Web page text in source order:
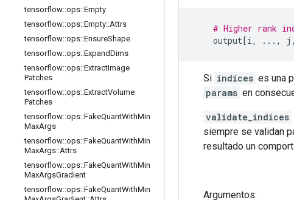
tensorflow::ops::Empty
tensorflow::ops::Empty::Attrs
tensorflow::ops::EnsureShape
tensorflow::ops::ExpandDims
tensorflow::ops::ExtractImage
Patches
tensorflow::ops::ExtractVolume
Patches
tensorflow::ops::FakeQuantWithMin
MaxArgs
tensorflow::ops::FakeQuantWithMin
MaxArgs::Attrs
tensorflow::ops::FakeQuantWithMin
MaxArgsGradient
tensorflow::ops::FakeQuantWithMin
# Higher rank
output[i, ..., j ,
Si indices es una
params en
validate_indices
siempre se validan
resultado un
Argumentos: